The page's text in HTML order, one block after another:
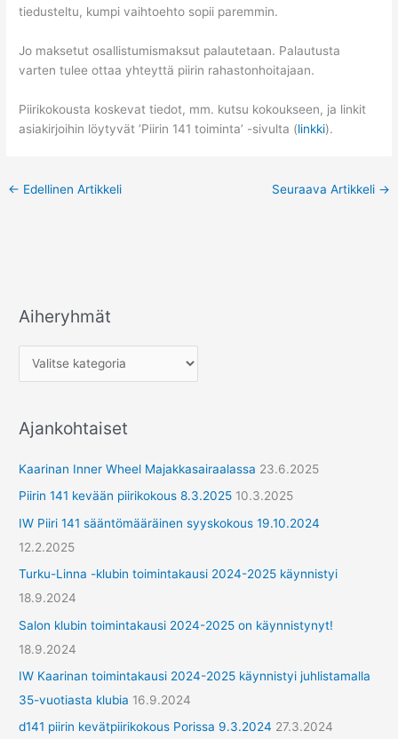
tiedusteltu, kumpi vaihtoehto sopii paremmin.
Jo maksetut osallistumismaksut palautetaan. Palautusta
varten tulee ottaa yhteyttä piirin rahastonhoitajaan.
Piirikokousta koskevat tiedot, mm. kutsu kokoukseen, ja linkit
asiakirjoihin löytyvät ’Piirin 141 toiminta’ -sivulta (linkki).
← Edellinen Artikkeli Seuraava Artikkeli →
Aiheryhmät
A
e
y
t
Ajankohtaiset
Kaarinan Inner Wheel Majakkasairaalassa 23.6.2025
Piirin 141 kevään piirikokous 8.3.2025 10.3.2025
IW Piiri 141 sääntömääräinen syyskokous 19.10.2024
12.2.2025
Turku-Linna -klubin toimintakausi 2024-2025 käynnistyi
18.9.2024
Salon klubin toimintakausi 2024-2025 on käynnistynyt!
18.9.2024
IW Kaarinan toimintakausi 2024-2025 käynnistyi juhlistamalla
35-vuotiasta klubia 16.9.2024
d141 piirin kevätpiirikokous Porissa 9.3.2024 27.3.2024